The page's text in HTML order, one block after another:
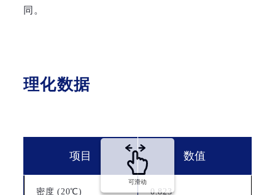
同。
理化数据
项目 数值
密度 (20℃) 0.823
可滑动